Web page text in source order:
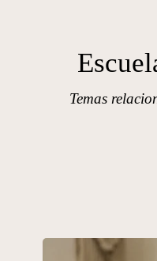
Temas